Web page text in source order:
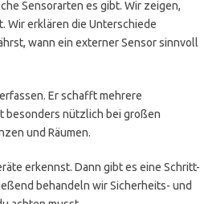
Sensorarten es gibt. Wir zeigen,
Wir erklären die Unterschiede
wann ein externer Sensor sinnvoll
Er schafft mehrere
besonders nützlich bei großen
und Räumen.
erkennst. Dann gibt es eine Schritt-
behandeln wir Sicherheits- und